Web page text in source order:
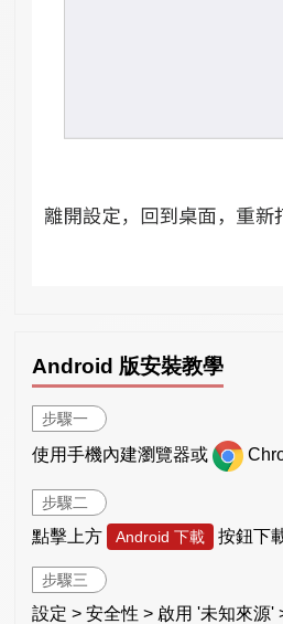
Android 版安裝教學
步驟一
使用手機內建瀏覽器或
步驟二
點擊上方 Android 下載 按鈕下
步驟三
設定 > 安全性 > 啟用 '未知來源'